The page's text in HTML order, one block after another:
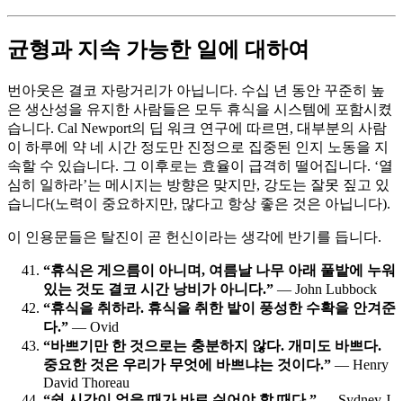
균형과 지속 가능한 일에 대하여
번아웃은 결코 자랑거리가 아닙니다. 수십 년 동안 꾸준히 높
은 생산성을 유지한 사람들은 모두 휴식을 시스템에 포함시켰
습니다. Cal Newport의 딥 워크 연구에 따르면, 대부분의 사람
이 하루에 약 네 시간 정도만 진정으로 집중된 인지 노동을 지
속할 수 있습니다. 그 이후로는 효율이 급격히 떨어집니다. ‘열
심히 일하라’는 메시지는 방향은 맞지만, 강도는 잘못 짚고 있
습니다(노력이 중요하지만, 많다고 항상 좋은 것은 아닙니다).
이 인용문들은 탈진이 곧 헌신이라는 생각에 반기를 듭니다.
“휴식은 게으름이 아니며, 여름날 나무 아래 풀밭에 누워
있는 것도 결코 시간 낭비가 아니다.” — John Lubbock
“휴식을 취하라. 휴식을 취한 밭이 풍성한 수확을 안겨준
다.” — Ovid
“바쁘기만 한 것으로는 충분하지 않다. 개미도 바쁘다.
중요한 것은 우리가 무엇에 바쁘냐는 것이다.” — Henry
David Thoreau